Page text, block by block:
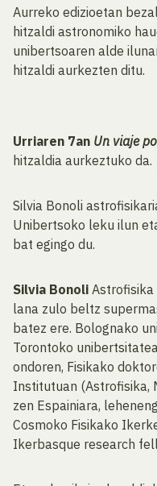
Aurreko edizioetan
hitzaldi astronomiko
unibertsoaren alde
hitzaldi aurkezten ditu.
Urriaren 7an Un viaje
hitzaldia aurkeztuko da.
Silvia Bonoli
Unibertsoko leku ilun
bat egingo du.
Silvia Bonoli
lana zulo beltz
batez ere. Bolognako
Torontoko
ondoren, Fisikako
Institutuan (Astrofisika,
zen Espainiara,
Cosmoko Fisikako
Ikerbasque research